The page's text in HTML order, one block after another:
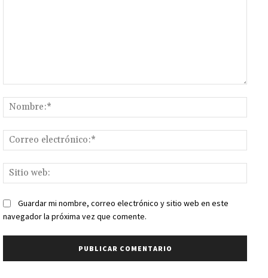
web:
Guardar mi nombre, correo electrónico y sitio web en este
navegador la próxima vez que comente.